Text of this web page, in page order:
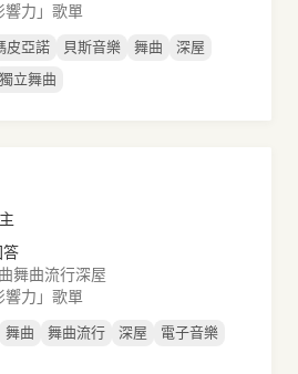
響力」歌單
皮亞諾 貝斯音樂 舞曲
深屋
獨立舞曲
答
舞曲流行深屋
響力」歌單
舞曲 舞曲流行 深屋
電子音樂